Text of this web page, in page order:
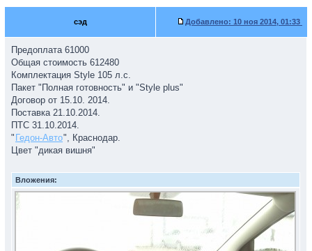
сэд Добавлено: 10 ноя 2014, 01:33
Предоплата 61000
Общая стоимость 612480
Комплектация Style 105 л.с.
Пакет "Полная готовность" и "Style plus"
Договор от 15.10. 2014.
Поставка 21.10.2014.
ПТС 31.10.2014.
" Гедон-Авто", Краснодар.
Цвет "дикая вишня"
Вложения: